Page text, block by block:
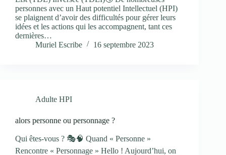
personnes avec un Haut potentiel Intellectuel (HPI)
se plaignent d’avoir des difficultés pour gérer leurs
idées et les actions qui les accompagnent, tant ces
dernières…
Muriel Escribe
16 septembre 2023
Adulte HPI
alors personne ou personnage ?
Qui êtes-vous ? 🎭🧠 Quand « Personne »
Rencontre « Personnage » Hello ! Aujourd’hui, on